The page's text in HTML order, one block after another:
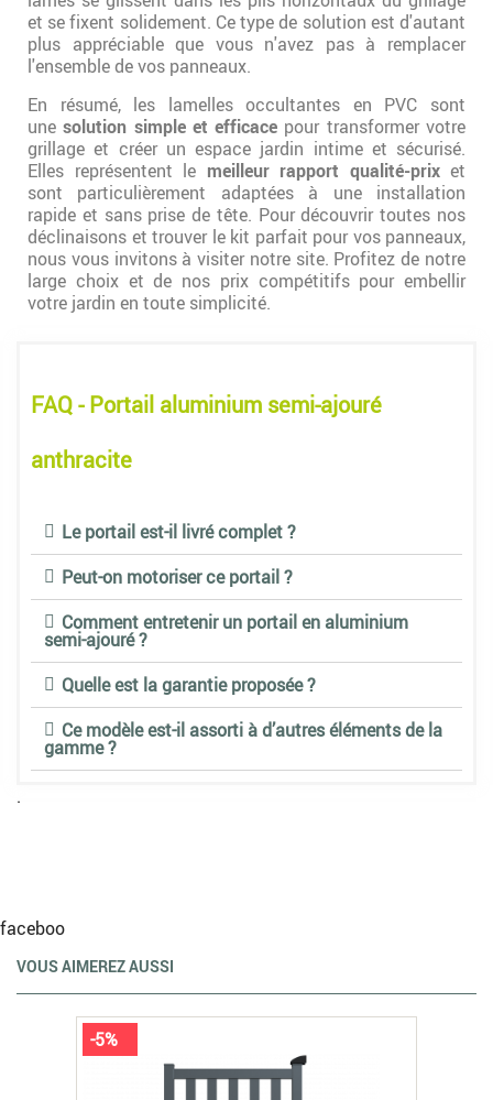
et se fixent solidement. Ce type de solution est d'autant
plus appréciable que vous n'avez pas à remplacer
l'ensemble de vos panneaux.
En résumé, les lamelles occultantes en PVC sont
unesolution simple et efficace pour transformer votre
grillage et créer un espace jardin intime et sécurisé.
Elles représentent le meilleur rapport qualité-prixet
sont particulièrement adaptées à une installation
rapide et sans prise de tête. Pour découvrir toutes nos
déclinaisons et trouver le kit parfait pour vos panneaux,
nous vous invitons à visiter notre site. Profitez de notre
large choix et de nos prix compétitifs pour embellir
votre jardin en toute simplicité.
FAQ - Portail aluminium semi-ajouré
anthracite
Le portail est-il livré complet ?
Peut-on motoriser ce portail ?
Comment entretenir un portail en aluminium
semi-ajouré ?
Quelle est la garantie proposée ?
Ce modèle est-il assorti à d’autres éléments de la
gamme ?
.
faceboo
VOUS AIMEREZ AUSSI
-5%